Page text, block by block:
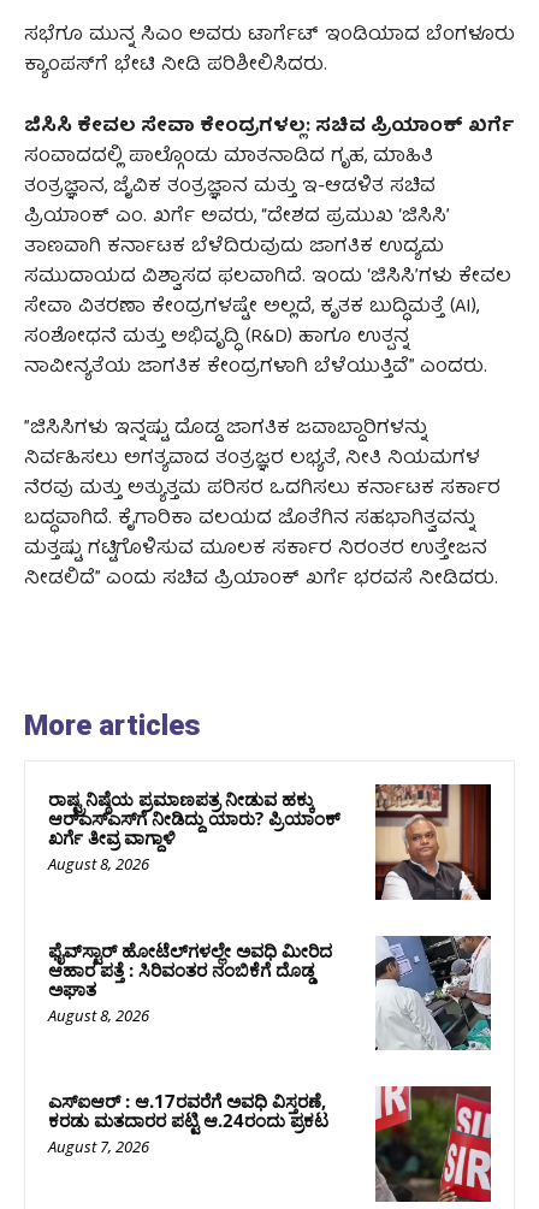
ಸಭೆಗೂ ಮುನ್ನ ಸಿಎಂ ಅವರು ಟಾರ್ಗೆಟ್ ಇಂಡಿಯಾದ ಬೆಂಗಳೂರು
ಕ್ಯಾಂಪಸ್‌ಗೆ ಭೇಟಿ ನೀಡಿ ಪರಿಶೀಲಿಸಿದರು.
ಜಿಸಿಸಿ ಕೇವಲ ಸೇವಾ ಕೇಂದ್ರಗಳಲ್ಲ: ಸಚಿವ ಪ್ರಿಯಾಂಕ್ ಖರ್ಗೆ
​ಸಂವಾದದಲ್ಲಿ ಪಾಲ್ಗೊಂಡು ಮಾತನಾಡಿದ ಗೃಹ, ಮಾಹಿತಿ
ತಂತ್ರಜ್ಞಾನ, ಜೈವಿಕ ತಂತ್ರಜ್ಞಾನ ಮತ್ತು ಇ-ಆಡಳಿತ ಸಚಿವ
ಪ್ರಿಯಾಂಕ್ ಎಂ. ಖರ್ಗೆ ಅವರು, “ದೇಶದ ಪ್ರಮುಖ ‘ಜಿಸಿಸಿ’
ತಾಣವಾಗಿ ಕರ್ನಾಟಕ ಬೆಳೆದಿರುವುದು ಜಾಗತಿಕ ಉದ್ಯಮ
ಸಮುದಾಯದ ವಿಶ್ವಾಸದ ಫಲವಾಗಿದೆ. ಇಂದು ‘ಜಿಸಿಸಿ’ಗಳು ಕೇವಲ
ಸೇವಾ ವಿತರಣಾ ಕೇಂದ್ರಗಳಷ್ಟೇ ಅಲ್ಲದೆ, ಕೃತಕ ಬುದ್ಧಿಮತ್ತೆ (AI),
ಸಂಶೋಧನೆ ಮತ್ತು ಅಭಿವೃದ್ಧಿ (R&D) ಹಾಗೂ ಉತ್ಪನ್ನ
ನಾವೀನ್ಯತೆಯ ಜಾಗತಿಕ ಕೇಂದ್ರಗಳಾಗಿ ಬೆಳೆಯುತ್ತಿವೆ” ಎಂದರು.
​”ಜಿಸಿಸಿಗಳು ಇನ್ನಷ್ಟು ದೊಡ್ಡ ಜಾಗತಿಕ ಜವಾಬ್ದಾರಿಗಳನ್ನು
ನಿರ್ವಹಿಸಲು ಅಗತ್ಯವಾದ ತಂತ್ರಜ್ಞರ ಲಭ್ಯತೆ, ನೀತಿ ನಿಯಮಗಳ
ನೆರವು ಮತ್ತು ಅತ್ಯುತ್ತಮ ಪರಿಸರ ಒದಗಿಸಲು ಕರ್ನಾಟಕ ಸರ್ಕಾರ
ಬದ್ಧವಾಗಿದೆ. ಕೈಗಾರಿಕಾ ವಲಯದ ಜೊತೆಗಿನ ಸಹಭಾಗಿತ್ವವನ್ನು
ಮತ್ತಷ್ಟು ಗಟ್ಟಿಗೊಳಿಸುವ ಮೂಲಕ ಸರ್ಕಾರ ನಿರಂತರ ಉತ್ತೇಜನ
ನೀಡಲಿದೆ” ಎಂದು ಸಚಿವ ಪ್ರಿಯಾಂಕ್ ಖರ್ಗೆ ಭರವಸೆ ನೀಡಿದರು.
More articles
ರಾಷ್ಟ್ರನಿಷ್ಠೆಯ ಪ್ರಮಾಣಪತ್ರ ನೀಡುವ ಹಕ್ಕು
ಆರ್‌ಎಸ್‌ಎಸ್‌ಗೆ ನೀಡಿದ್ದು ಯಾರು? ಪ್ರಿಯಾಂಕ್
ಖರ್ಗೆ ತೀವ್ರ ವಾಗ್ದಾಳಿ
August 8, 2026
ಫೈವ್‌ಸ್ಟಾರ್ ಹೋಟೆಲ್‌ಗಳಲ್ಲೇ ಅವಧಿ ಮೀರಿದ
ಆಹಾರ ಪತ್ತೆ : ಸಿರಿವಂತರ ನಂಬಿಕೆಗೆ ದೊಡ್ಡ
ಅಘಾತ
August 8, 2026
ಎಸ್‌ಐಆರ್‌ : ಆ.17ರವರೆಗೆ ಅವಧಿ ವಿಸ್ತರಣೆ,
ಕರಡು ಮತದಾರರ ಪಟ್ಟಿ ಆ.24ರಂದು ಪ್ರಕಟ
August 7, 2026